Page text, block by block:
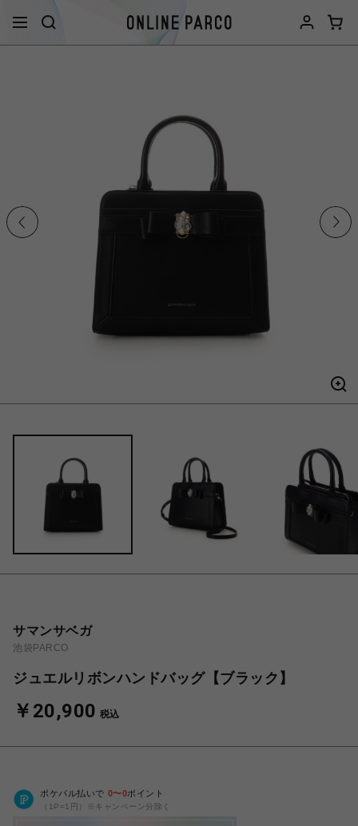
サマンサベガ
池袋PARCO
ジュエルリボンハンドバッグ【ブラック】
￥20,900 税込
ポケパル払いで 0〜0ポイント
（1P=1円）※キャンペーン分除く